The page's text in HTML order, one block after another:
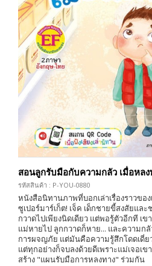
สอนลูกรับมือกับความกลัว เมื่อหลง
รหัสสินค้า : P-YOU-0880
หนังสือนิทานภาพที่บอกเล่าเรื่องราวขอ
ซูเปอร์มาร์เก็ต! เจ็ค เด็กชายขี้สงสัยแล
กวาดไปเพียงนิดเดียว แต่พอรู้ตัวอีกที เข
แม่หายไป ลูกกวาดก็หาย... และความก
การผจญภัย แต่มันคือความรู้สึกโดดเดี่
แต่ทุกอย่างก็จบลงด้วยดีเพราะแม่เจอเ
สร้าง "แผนรับมือการหลงทาง" ร่วมกัน